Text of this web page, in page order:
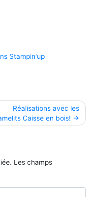
Stampin'up
Réalisations avec les
Caisse en bois!
Les champs